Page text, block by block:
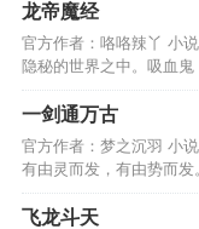
龙帝魔经
官方作者：咯咯辣丫 小
隐秘的世界之中。吸血
魔……且看主角如何修
一剑通万古
官方作者：梦之沉羽 小
有由灵而发，有由势而
轮回，破灭天地大道！…
飞龙斗天